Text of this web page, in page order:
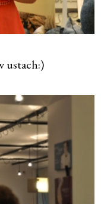
ustach:)